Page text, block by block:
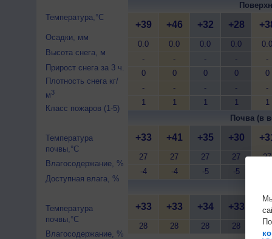
Температура,°C
Осадки, мм
Высота снега, м
Прирост снега за 3 ч.
Плотность снега кг/
м3
Класс пожаров (1-5)
Температура
почвы,°C
Влагосодержание, %
Доступная влага, %
Температура
почвы,°C
Влагосодержание, %
+39
0.0
-
0
-
1
+46
0.0
-
0
-
1
+32
0.0
-
0
-
1
+28
0.0
-
0
-
1
0.0
-
0
-
1
Почва (в
+33
27
-4
+41
27
-4
+35
27
-5
+30
27
-5
27
+33
28
+33
28
+34
28
+33
28 28